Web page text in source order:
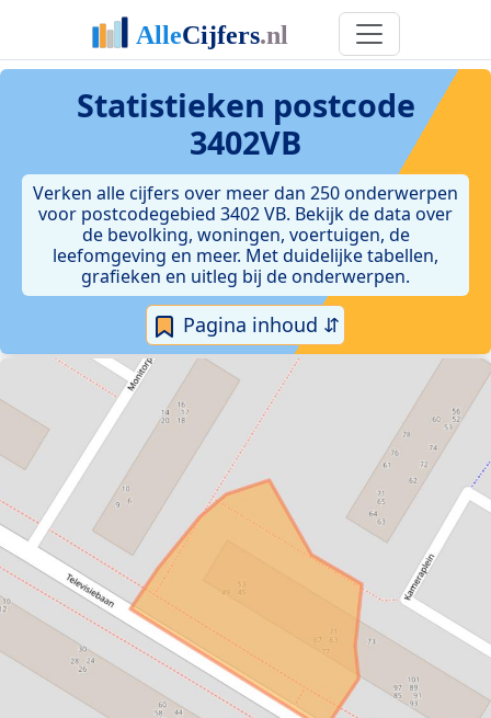
Statistieken postcode
3402VB
Verken alle cijfers over meer dan 250 onderwerpen
voor postcodegebied 3402 VB. Bekijk de data over
de bevolking, woningen, voertuigen, de
leefomgeving en meer. Met duidelijke tabellen,
grafieken en uitleg bij de onderwerpen.
Pagina inhoud ⇵